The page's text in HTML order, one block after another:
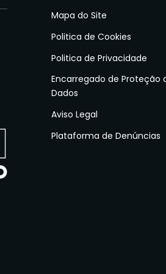
Mapa do Site
Politica de Cookies
Politica de Privacidade
Encarregado de Proteção
Dados
Aviso Legal
Plataforma de Denúncias